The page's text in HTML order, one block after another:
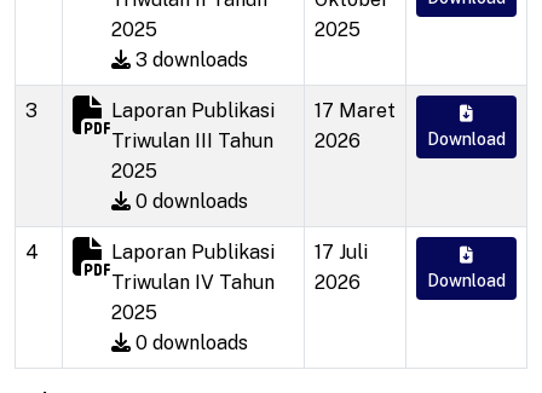
2025
3 downloads
2025
3
Laporan Publikasi
Triwulan III Tahun
2025
0 downloads
17 Maret
2026
Download
4
Laporan Publikasi
Triwulan IV Tahun
2025
0 downloads
17 Juli
2026
Download